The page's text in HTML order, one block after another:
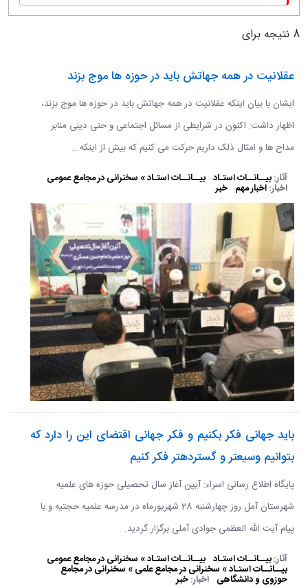
8 نتیجه برای
عقلانیت در همه جهاتش باید در حوزه ها موج بزند
ایشان با بیان اینکه عقلانیت در همه جهاتش باید در حوزه ها موج بزند،
اظهار داشت: اکنون در شرایطی از مسائل اجتماعی و حتی دینی منابر
مداح ها و امثال ذلک داریم حرکت می کنیم که بیش از اینکه...
آثار:بیــانــات استـاد بیــانــات استـاد » سخنرانی در مجامع عمومی
اخبار:اخبار مهم خبر
بايد جهانی فکر بکنيم و فکر جهانی اقتضای اين را دارد که
بتوانيم وسيع تر و گسترده تر فکر کنيم
پایگاه اطلاع رسانی اسراء: آیین آغاز سال تحصیلی حوزه های علمیه
شهرستان آمل روز چهارشنبه 28 شهریورماه در مدرسه علمیه حجتیه و با
پیام آیت الله العظمی جوادی آملی برگزار گردید.
آثار:بیــانــات استـاد بیــانــات استـاد » سخنرانی در مجامع عمومی
بیــانــات استـاد » سخنرانی در مجامع علمی » سخنرانی در مجامع
حوزوی و دانشگاهی اخبار:خبر